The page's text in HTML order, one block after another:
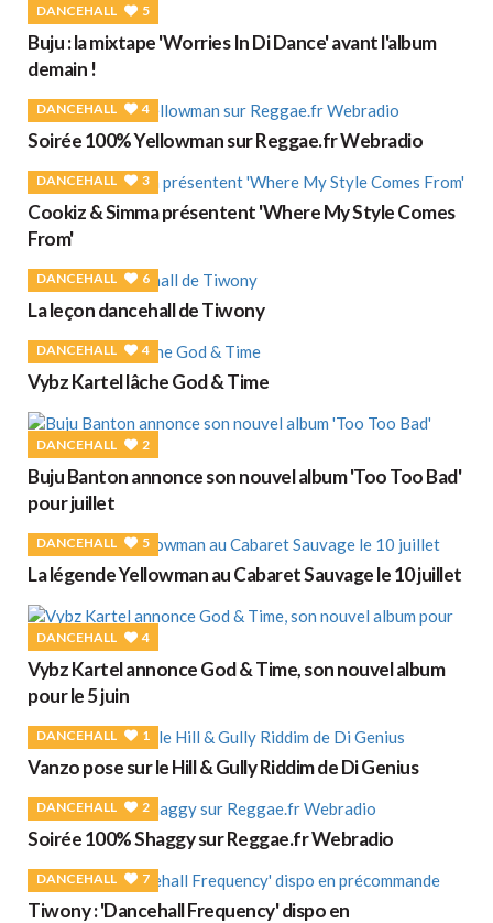
DANCEHALL 5
Buju : la mixtape 'Worries In Di Dance' avant l'album
demain !
DANCEHALL 4
Soirée 100% Yellowman sur Reggae.fr Webradio
DANCEHALL 3
Cookiz & Simma présentent 'Where My Style Comes
From'
DANCEHALL 6
La leçon dancehall de Tiwony
DANCEHALL 4
Vybz Kartel lâche God & Time
DANCEHALL 2
Buju Banton annonce son nouvel album 'Too Too Bad'
pour juillet
DANCEHALL 5
La légende Yellowman au Cabaret Sauvage le 10 juillet
DANCEHALL 4
Vybz Kartel annonce God & Time, son nouvel album
pour le 5 juin
DANCEHALL 1
Vanzo pose sur le Hill & Gully Riddim de Di Genius
DANCEHALL 2
Soirée 100% Shaggy sur Reggae.fr Webradio
DANCEHALL 7
Tiwony : 'Dancehall Frequency' dispo en